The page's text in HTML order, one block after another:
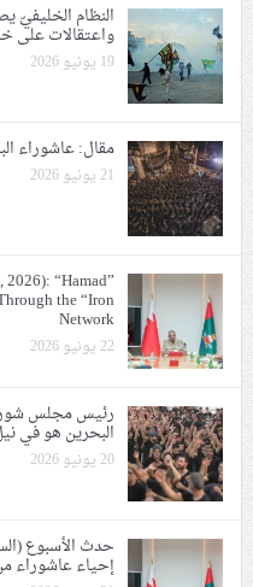
النظام الخليفيّ
واعتقالات على
19 يونيو 2026
مقال: عاشوراء
21 يونيو 2026
2026): “Hamad”
the “Iron
Network
22 يونيو 2026
البحرين هو في
20 يونيو 2026
إحياء عاشوراء